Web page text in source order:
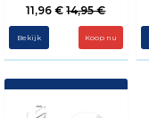
11,96 €14,95 €
Bekijk